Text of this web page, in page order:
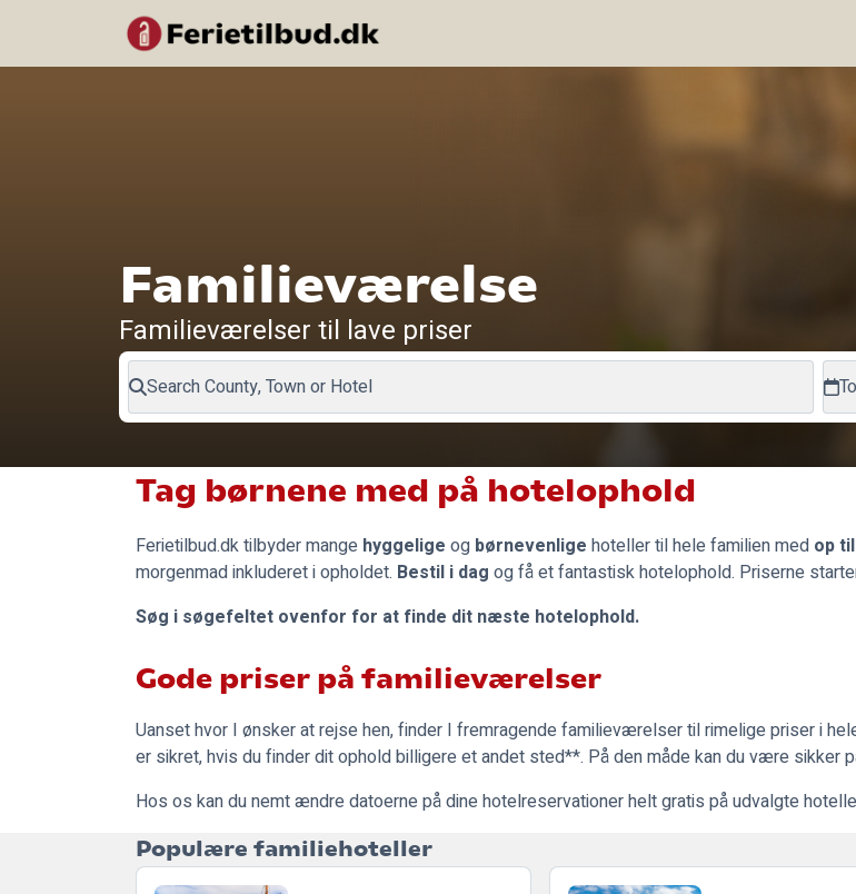
Familieværelse
Familieværelser til lave priser
Search County, Town or Hotel
Tag børnene med på hotelophold
Ferietilbud.dktilbyder mange hyggelige og børnevenlige hoteller til hele familien med op
morgenmad inkluderet i opholdet. Bestil i dag og få et fantastisk hotelophold. Priserne
Søg i søgefeltet ovenfor for at finde dit næste hotelophold.
Gode priser på familieværelser
Uanset hvor I ønsker at rejse hen, finder I fremragende familieværelser til rimelige priser i
er sikret, hvis du finder dit ophold billigere et andet sted**. På den måde kan du være sikker
Hos os kan du nemt ændre datoerne på dine hotelreservationer helt gratis på udvalgte
Populære familiehoteller